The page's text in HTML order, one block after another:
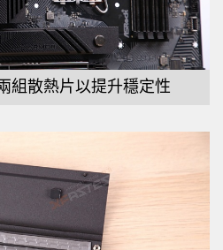
組散熱片以提升穩定性